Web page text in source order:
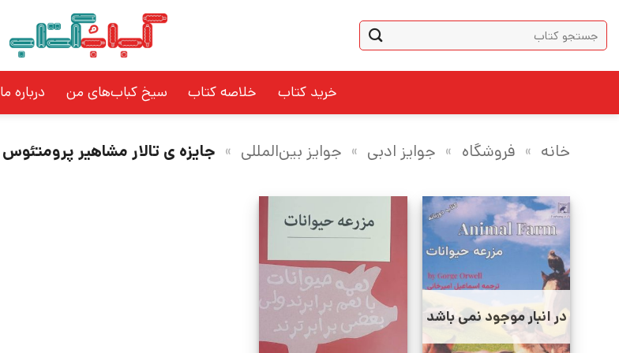
content
جستجو
برای:
خرید کتاب خلاصه کتاب سیخ کباب‌های من درباره ما
خانه » فروشگاه » جوایز ادبی » جوایز بین‌المللی » جایزه ی تالار مشاهیر پرومتئوس
در انبار موجود نمی باشد